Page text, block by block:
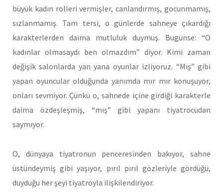
büyük kadın rolleri vermişler, canlandırmış, gocunmamış,
sızlanmamış. Tam tersi, o günlerde sahneye çıkardığı
karakterlerden daima mutluluk duymuş. Bugünse: “O
kadınlar olmasaydı ben olmazdım” diyor. Kimi zaman
değişik salonlarda yan yana oyunlar izliyoruz. “Mış” gibi
yapan oyuncular olduğunda yanımda mır mır konuşuyor,
onları sevmiyor. Çünkü o, sahnede içine girdiği karakterle
daima özdeşleşmiş, “mış” gibi yapanı tiyatrocudan
saymıyor.
O, dünyaya tiyatronun penceresinden bakıyor, sahne
üstündeymiş gibi yaşıyor, pırıl pırıl gözleriyle gördüğü,
duyduğu her şeyi tiyatroyla ilişkilendiriyor.